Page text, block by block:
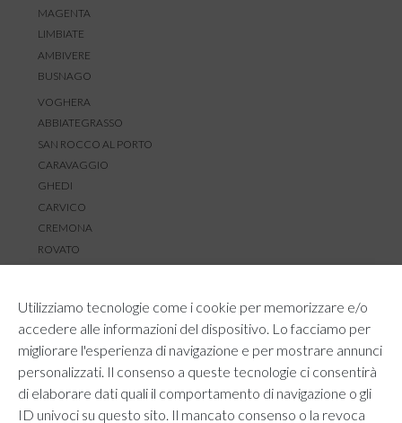
Utilizziamo tecnologie come i cookie per memorizzare e/o
accedere alle informazioni del dispositivo. Lo facciamo per
migliorare l'esperienza di navigazione e per mostrare annunci
personalizzati. Il consenso a queste tecnologie ci consentirà
di elaborare dati quali il comportamento di navigazione o gli
ID univoci su questo sito. Il mancato consenso o la revoca
MAGENTA
LIMBIATE
AMBIVERE
BUSNAGO
VOGHERA
ABBIATEGRASSO
SAN ROCCO AL PORTO
CARAVAGGIO
GHEDI
CARVICO
CREMONA
ROVATO
RESI E RIMBORSI
REGOLAMENTO LOYALTY